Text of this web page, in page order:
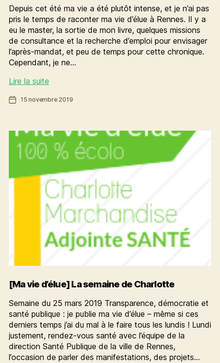
Depuis cet été ma vie a été plutôt intense, et je n’ai pas
pris le temps de raconter ma vie d’élue à Rennes. Il y a
eu le master, la sortie de mon livre, quelques missions
de consultance et la recherche d’emploi pour envisager
l’après-mandat, et peu de temps pour cette chronique.
Cependant, je ne…
Lire la suite[Ma
d’élue]
tranche
de
transparence
Date15 novembre 2019
[Ma vie d’élue] La semaine de Charlotte
Semaine du 25 mars 2019 Transparence, démocratie et
santé publique : je publie ma vie d’élue – même si ces
derniers temps j’ai du mal à le faire tous les lundis ! Lundi
justement, rendez-vous santé avec l’équipe de la
direction Santé Publique de la ville de Rennes,
l’occasion de parler des manifestations, des projets…